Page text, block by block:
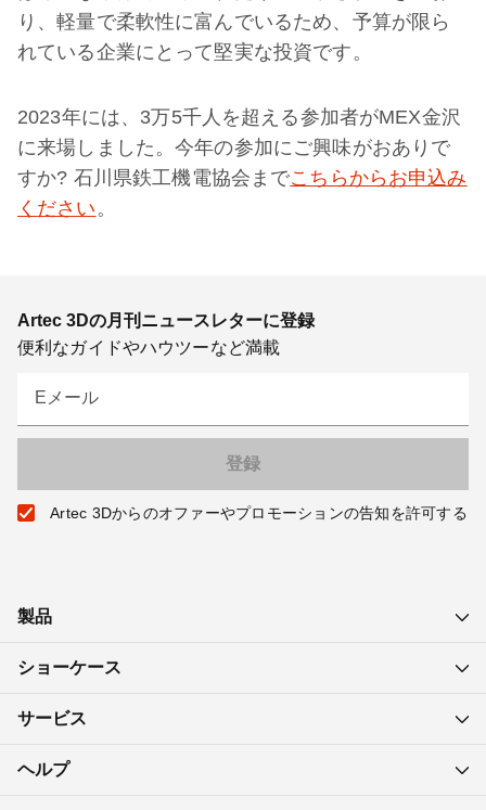
り、軽量で柔軟性に富んでいるため、予算が限ら
れている企業にとって堅実な投資です。
2023年には、3万5千人を超える参加者がMEX金沢
に来場しました。今年の参加にご興味がおありで
すか? 石川県鉄工機電協会までこちらからお申込み
ください。
Artec 3Dの月刊ニュースレターに登録
便利なガイドやハウツーなど満載
Eメール
Artec 3Dからのオファーやプロモーションの告知を許可する
製品
ショーケース
サービス
ヘルプ